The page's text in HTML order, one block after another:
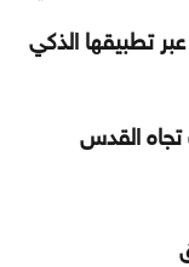
تطبيقها الذكي
تجاه القدس